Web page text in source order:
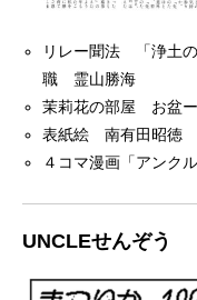
リレー聞法 「浄土
職 霊山勝海
茉莉花の部屋 お盆ー
表紙絵 南有田昭徳
４コマ漫画「アンク
UNCLEせんぞう